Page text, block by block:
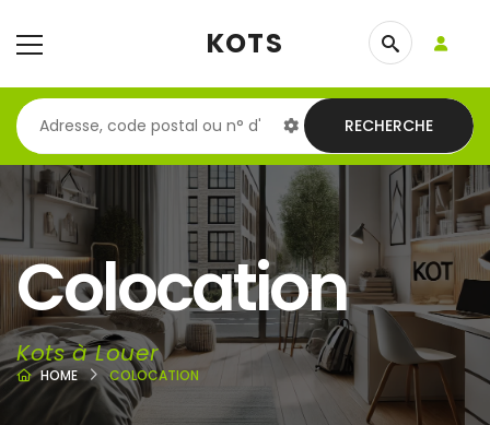
KOTS
RECHERCHE
Colocation
Kots à Louer
HOME COLOCATION